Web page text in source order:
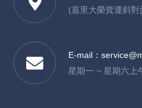
(嘉里大榮貨運斜對
E-mail：
星期一 ~ 星期六上